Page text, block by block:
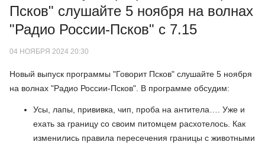
Псков" слушайте 5 ноября на волнах
"Радио России-Псков" с 7.15
04 НОЯБРЯ 2024 20:30
Новый выпуск программы "Говорит Псков" слушайте 5 ноября
на волнах "Радио России-Псков". В программе обсудим:
Усы, лапы, прививка, чип, проба на антитела…. Уже и
ехать за границу со своим питомцем расхотелось. Как
изменились правила пересечения границы с животными